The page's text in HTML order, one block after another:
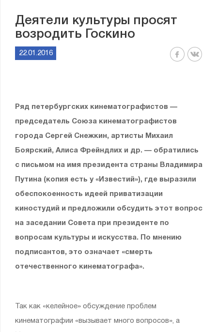
Деятели культуры просят
возродить Госкино
22.01.2016
Ряд петербургских кинематографистов —
председатель Союза кинематографистов
города Сергей Снежкин, артисты Михаил
Боярский, Алиса Фрейндлих и др. — обратились
с письмом на имя президента страны Владимира
Путина (копия есть у «Известий»), где выразили
обеспокоенность идеей приватизации
киностудий и предложили обсудить этот вопрос
на заседании Совета при президенте по
вопросам культуры и искусства. По мнению
подписантов, это означает «смерть
отечественного кинематографа».
Так как «келейное» обсуждение проблем
кинематографии «вызывает много вопросов», а